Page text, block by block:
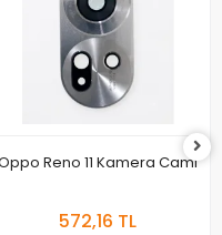
Reno 11 Kamera Camı
572,16 TL